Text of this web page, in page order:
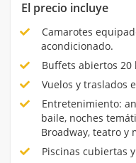
El precio incluye
Camarotes
acondicionado.
Buffets abiertos 20
Vuelos y traslados
Entretenimiento:
baile, noches
Broadway, teatro y
Piscinas cubiertas